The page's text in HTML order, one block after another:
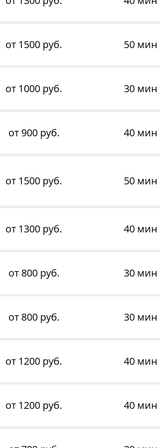
от 1500 руб. 50 мин
от 1000 руб. 30 мин
от 900 руб. 40 мин
от 1500 руб. 50 мин
от 1300 руб. 40 мин
от 800 руб. 30 мин
от 800 руб. 30 мин
от 1200 руб. 40 мин
от 1200 руб. 40 мин